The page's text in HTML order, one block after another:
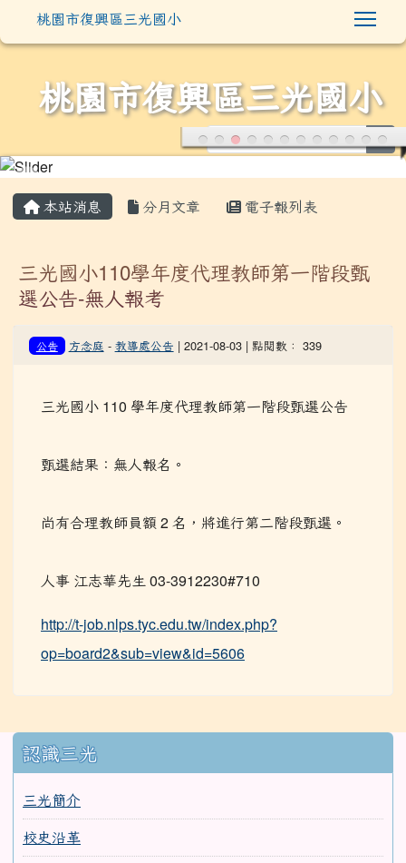
桃園市復興區三光國小
桃園市復興區三光國小
本站消息 分月文章 電子報列表
三光國小110學年度代理教師第一階段甄
選公告-無人報考
公告 方念庭 - 教導處公告 | 2021-08-03 | 點閱數： 339
三光國小 110 學年度代理教師第一階段甄選公告
甄選結果：無人報名。
尚有合理教師員額 2 名，將進行第二階段甄選。
人事 江志華先生 03-3912230#710
http://t-job.nlps.tyc.edu.tw/index.php?
op=board2&sub=view&id=5606
::: 認識三光
三光簡介
校史沿革